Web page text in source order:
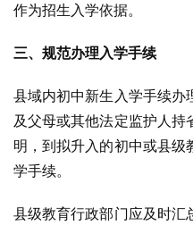
作为招生入学依据。
三、规范办理入学手续
县域内初中新生入学手续办
及父母或其他法定监护人持
明，到拟升入的初中或县级
学手续。
县级教育行政部门应及时汇